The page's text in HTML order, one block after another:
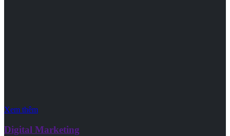
Xem thêm
Digital Marketing